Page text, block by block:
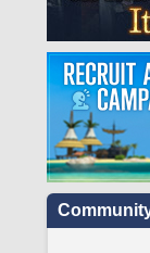
Community